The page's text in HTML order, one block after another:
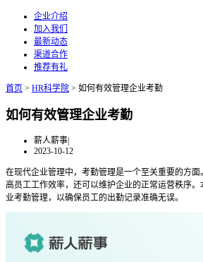
企业介绍
加入我们
最新动态
渠道合作
推荐有礼
首页 > HR科学院 > 如何有效管理企业考勤
如何有效管理企业考勤
薪人薪事|
2023-10-12
在现代企业管理中，考勤管理是一个至关重要的方面
高员工工作效率，还可以维护企业的正常运营秩序
业考勤管理，以确保员工的出勤记录准确无误。